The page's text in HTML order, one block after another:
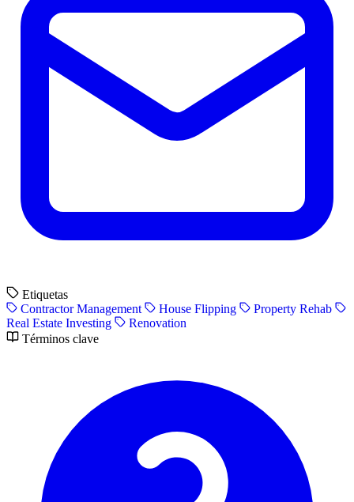
Etiquetas
Contractor Management
House Flipping
Property Rehab
Real Estate Investing
Renovation
Términos clave